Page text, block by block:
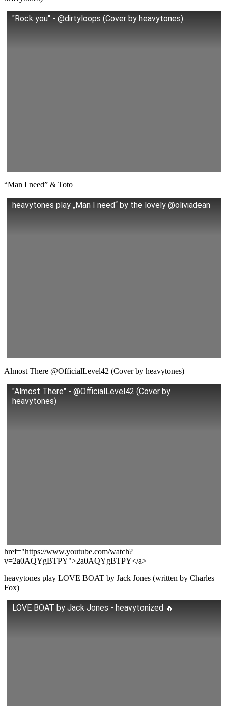
"Rock you" - @dirtyloops (Cover by heavytones)
“Man I need” & Toto
heavytones play „Man I need“ by the lovely @oliviadean
Almost There @OfficialLevel42 (Cover by heavytones)
"Almost There" - @OfficialLevel42 (Cover by
heavytones)
href="https://www.youtube.com/watch?
v=2a0AQYgBTPY">2a0AQYgBTPY</a>
heavytones play LOVE BOAT by Jack Jones (written by Charles
Fox)
LOVE BOAT by Jack Jones - heavytonized 🔥